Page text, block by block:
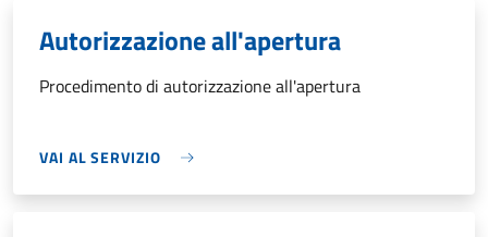
Autorizzazione all'apertura
Procedimento di autorizzazione all'apertura
VAI AL SERVIZIO